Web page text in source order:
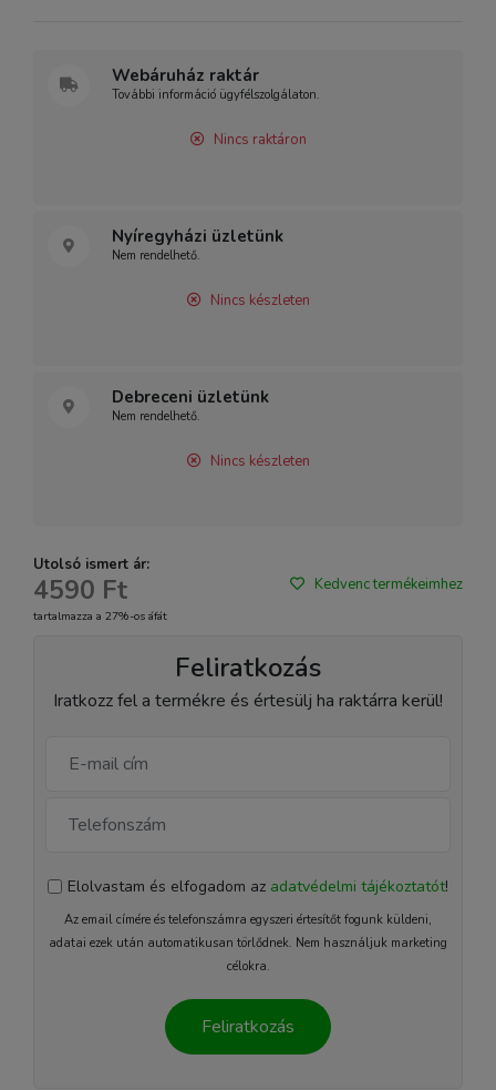
Webáruház raktár
További információ ügyfélszolgálaton.
Nincs raktáron
Nyíregyházi üzletünk
Nem rendelhető.
Nincs készleten
Debreceni üzletünk
Nem rendelhető.
Nincs készleten
Utolsó ismert ár:
4590 Ft
tartalmazza a 27%-os áfát
Kedvenc termékeimhez
Feliratkozás
Iratkozz fel a termékre és értesülj ha raktárra kerül!
Elolvastam és elfogadom az adatvédelmi tájékoztatót!
Az email címére és telefonszámra egyszeri értesítőt fogunk küldeni,
adatai ezek után automatikusan törlődnek. Nem használjuk marketing
célokra.
Feliratkozás